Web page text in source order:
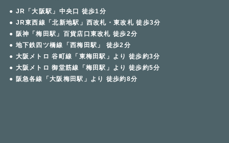
● JR「大阪駅」中央口 徒歩1分
● JR東西線「北新地駅」西改札・東改札 徒歩3分
● 阪神「梅田駅」百貨店口東改札 徒歩2分
● 地下鉄四ツ橋線「西梅田駅」 徒歩2分
● 大阪メトロ 谷町線「東梅田駅」より 徒歩約3分
● 大阪メトロ 御堂筋線「梅田駅」より 徒歩約5分
● 阪急各線「大阪梅田駅」より 徒歩約8分